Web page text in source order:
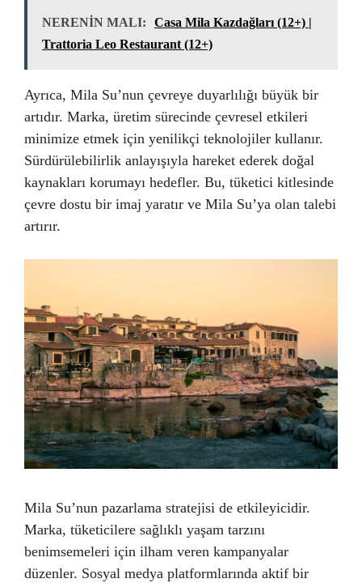
NERENİN MALI:
Casa Mila Kazdağları (12+) |
Trattoria Leo Restaurant (12+)
Ayrıca, Mila Su’nun çevreye duyarlılığı büyük bir
artıdır. Marka, üretim sürecinde çevresel etkileri
minimize etmek için yenilikçi teknolojiler kullanır.
Sürdürülebilirlik anlayışıyla hareket ederek doğal
kaynakları korumayı hedefler. Bu, tüketici kitlesinde
çevre dostu bir imaj yaratır ve Mila Su’ya olan talebi
artırır.
Mila Su’nun pazarlama stratejisi de etkileyicidir.
Marka, tüketicilere sağlıklı yaşam tarzını
benimsemeleri için ilham veren kampanyalar
düzenler. Sosyal medya platformlarında aktif bir